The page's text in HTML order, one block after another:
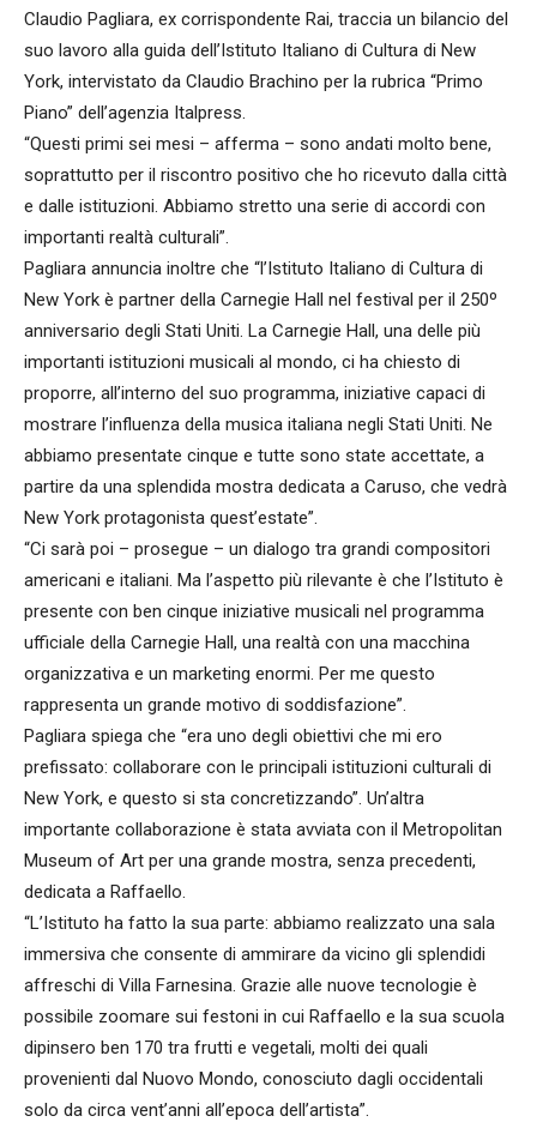
Claudio Pagliara, ex corrispondente Rai, traccia un bilancio del
suo lavoro alla guida dell’Istituto Italiano di Cultura di New
York, intervistato da Claudio Brachino per la rubrica “Primo
Piano” dell’agenzia Italpress.
“Questi primi sei mesi – afferma – sono andati molto bene,
soprattutto per il riscontro positivo che ho ricevuto dalla città
e dalle istituzioni. Abbiamo stretto una serie di accordi con
importanti realtà culturali”.
Pagliara annuncia inoltre che “l’Istituto Italiano di Cultura di
New York è partner della Carnegie Hall nel festival per il 250º
anniversario degli Stati Uniti. La Carnegie Hall, una delle più
importanti istituzioni musicali al mondo, ci ha chiesto di
proporre, all’interno del suo programma, iniziative capaci di
mostrare l’influenza della musica italiana negli Stati Uniti. Ne
abbiamo presentate cinque e tutte sono state accettate, a
partire da una splendida mostra dedicata a Caruso, che vedrà
New York protagonista quest’estate”.
“Ci sarà poi – prosegue – un dialogo tra grandi compositori
americani e italiani. Ma l’aspetto più rilevante è che l’Istituto è
presente con ben cinque iniziative musicali nel programma
ufficiale della Carnegie Hall, una realtà con una macchina
organizzativa e un marketing enormi. Per me questo
rappresenta un grande motivo di soddisfazione”.
Pagliara spiega che “era uno degli obiettivi che mi ero
prefissato: collaborare con le principali istituzioni culturali di
New York, e questo si sta concretizzando”. Un’altra
importante collaborazione è stata avviata con il Metropolitan
Museum of Art per una grande mostra, senza precedenti,
dedicata a Raffaello.
“L’Istituto ha fatto la sua parte: abbiamo realizzato una sala
immersiva che consente di ammirare da vicino gli splendidi
affreschi di Villa Farnesina. Grazie alle nuove tecnologie è
possibile zoomare sui festoni in cui Raffaello e la sua scuola
dipinsero ben 170 tra frutti e vegetali, molti dei quali
provenienti dal Nuovo Mondo, conosciuto dagli occidentali
solo da circa vent’anni all’epoca dell’artista”.